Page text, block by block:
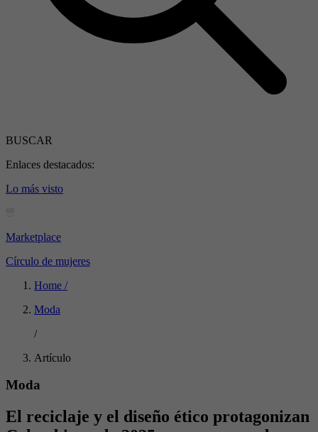
BUSCAR
Enlaces destacados:
Lo más visto
Marketplace
Círculo de mujeres
Home /
Moda
/
Artículo
Moda
El reciclaje y el diseño ético protagonizan